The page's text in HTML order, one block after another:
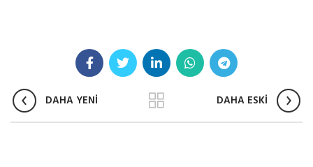
DAHA YENİ DAHA ESKİ